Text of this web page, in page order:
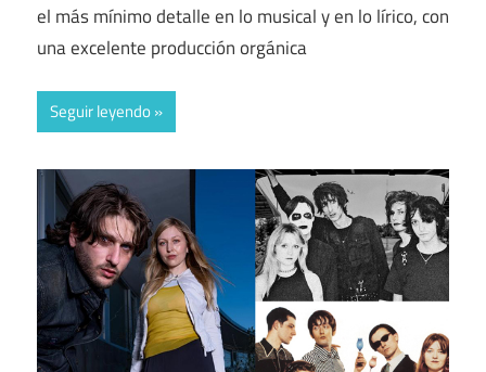
el más mínimo detalle en lo musical y en lo lírico, con
una excelente producción orgánica
Seguir leyendo